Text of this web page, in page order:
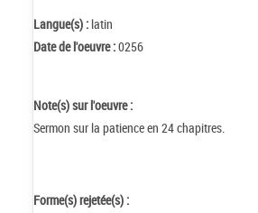
Langue(s) : latin
Date de l'oeuvre :0256
Note(s) sur l'oeuvre :
Sermon sur la patience en 24 chapitres.
Forme(s) rejetée(s) :